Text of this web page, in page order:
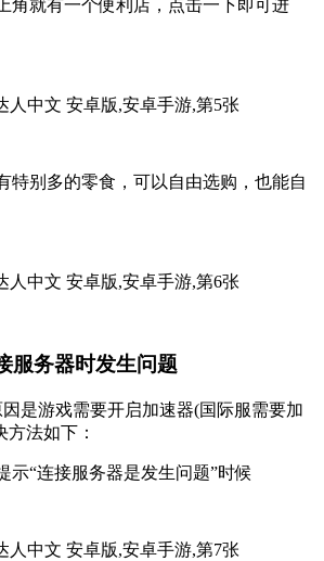
角就有一个便利店，点击一下即可进
特别多的零食，可以自由选购，也能自
服务器时发生问题
是游戏需要开启加速器(国际服需要加
法如下：
“连接服务器是发生问题”时候